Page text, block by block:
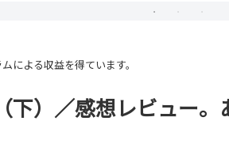
による収益を得ています。
）／感想レビュー。